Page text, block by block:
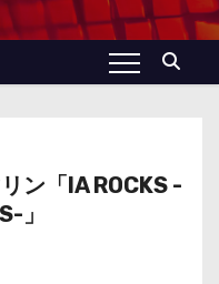
ン「IA ROCKS -
」